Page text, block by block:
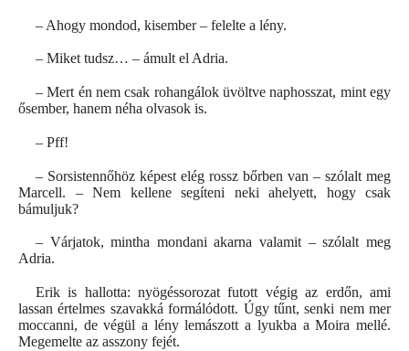
– Ahogy mondod, kisember – felelte a lény.
– Miket tudsz… – ámult el Adria.
– Mert én nem csak rohangálok üvöltve naphosszat, mint egy
ősember, hanem néha olvasok is.
– Pff!
– Sorsistennőhöz képest elég rossz bőrben van – szólalt meg
Marcell. – Nem kellene segíteni neki ahelyett, hogy csak
bámuljuk?
– Várjatok, mintha mondani akarna valamit – szólalt meg
Adria.
Erik is hallotta: nyögéssorozat futott végig az erdőn, ami
lassan értelmes szavakká formálódott. Úgy tűnt, senki nem mer
moccanni, de végül a lény lemászott a lyukba a Moira mellé.
Megemelte az asszony fejét.